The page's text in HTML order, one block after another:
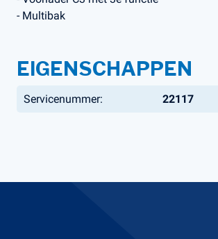
- Multibak
EIGENSCHAPPEN
Servicenummer: 22117